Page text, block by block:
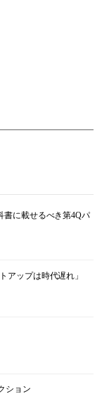
書に載せるべき第4Qパ
アップは時代遅れ」
ション